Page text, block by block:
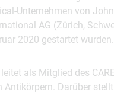
Unternehmen von
AG (Zürich,
2020 gestartet wurden.
als Mitglied des
Antikörpern. Darüber